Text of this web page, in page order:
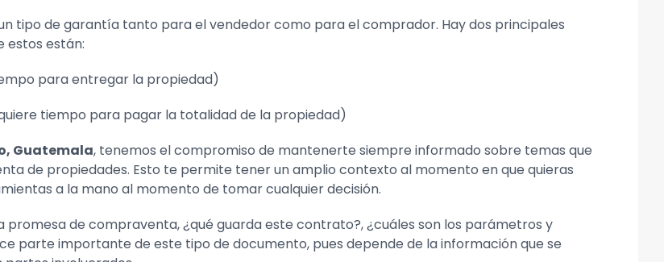
tipo de garantía tanto para el vendedor como para el comprador. Hay dos principales
estos están:
para entregar la propiedad)
tiempo para pagar la totalidad de la propiedad)
Guatemala, tenemos el compromiso de mantenerte siempre informado sobre temas que
de propiedades. Esto te permite tener un amplio contexto al momento en que quieras
a la mano al momento de tomar cualquier decisión.
de compraventa, ¿qué guarda este contrato?, ¿cuáles son los parámetros y
parte importante de este tipo de documento, pues depende de la información que se